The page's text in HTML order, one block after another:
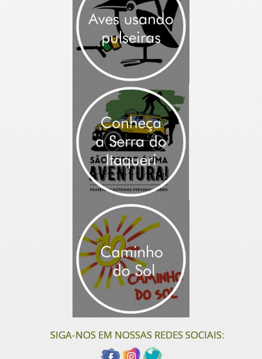
SIGA-NOS EM NOSSAS REDES SOCIAIS: